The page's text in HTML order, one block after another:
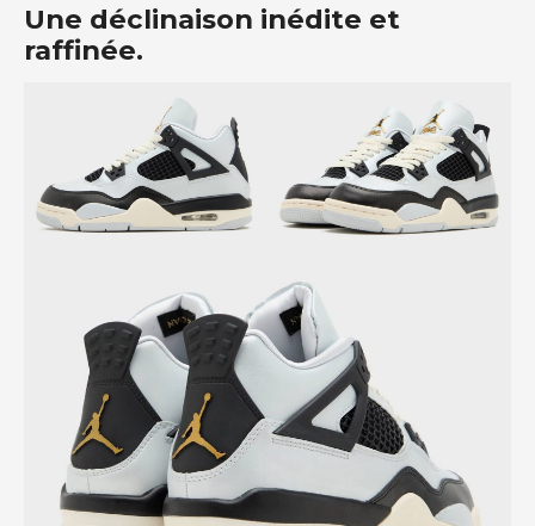
Une déclinaison inédite et
raffinée.